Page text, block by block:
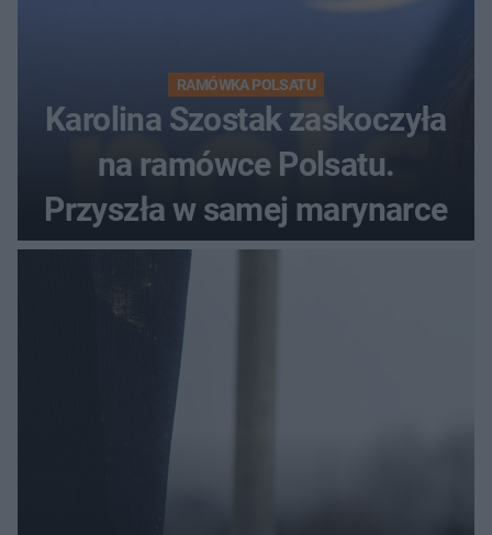
RAMÓWKA POLSATU
Karolina Szostak zaskoczyła
na ramówce Polsatu.
Przyszła w samej marynarce